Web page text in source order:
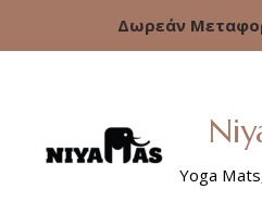
Δωρεάν
Yoga